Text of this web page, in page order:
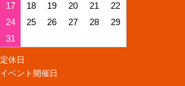
17 18 19 20 21
22
24 25 26 27 28
29
31
定休日
イベント開催日